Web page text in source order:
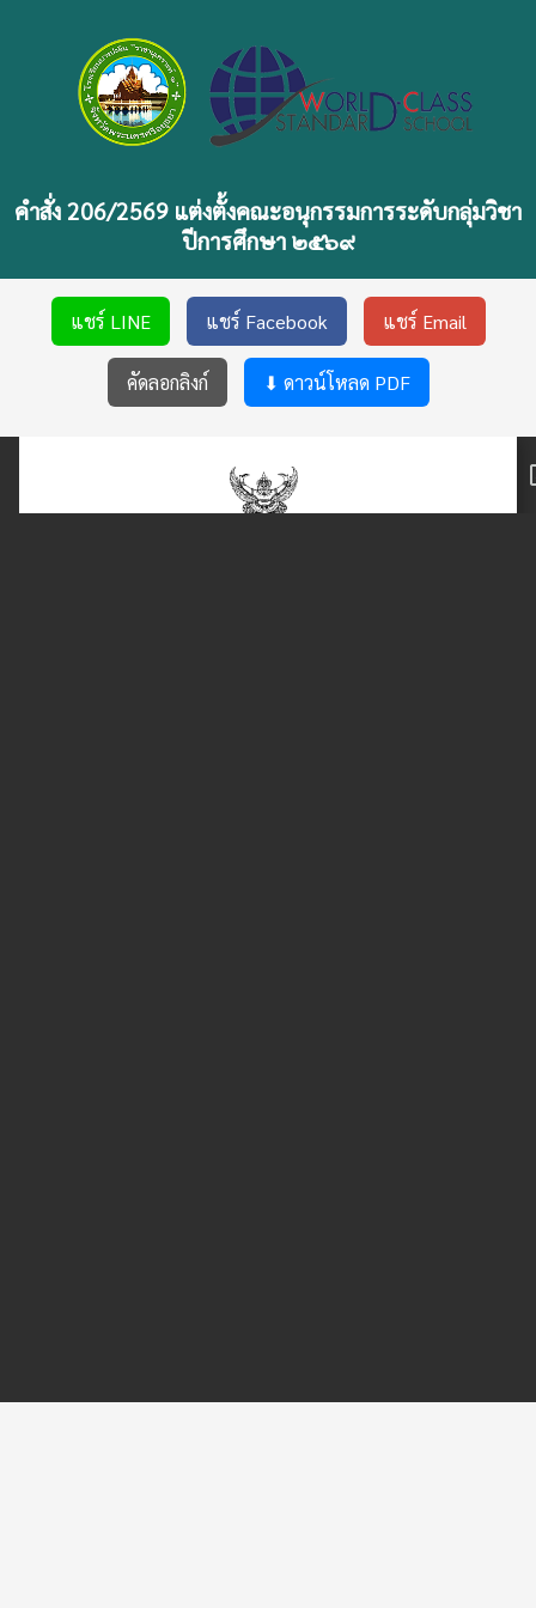
คำสั่ง 206/2569 แต่งตั้งคณะอนุกรรมการระดับกลุ่มวิชา
ปีการศึกษา ๒๕๖๙
แชร์ LINE แชร์ Facebook แชร์ Email
คัดลอกลิงก์ ⬇ ดาวน์โหลด PDF